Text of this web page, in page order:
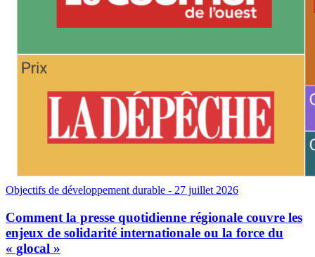
Objectifs de développement durable - 27 juillet 2026
Comment la presse quotidienne régionale couvre les
enjeux de solidarité internationale ou la force du
« glocal »